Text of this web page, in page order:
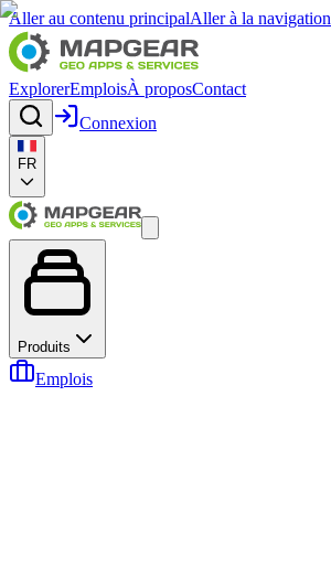
Aller au contenu principalAller à la navigation
ExplorerEmploisÀ proposContact
Connexion
FR
Produits
Emplois